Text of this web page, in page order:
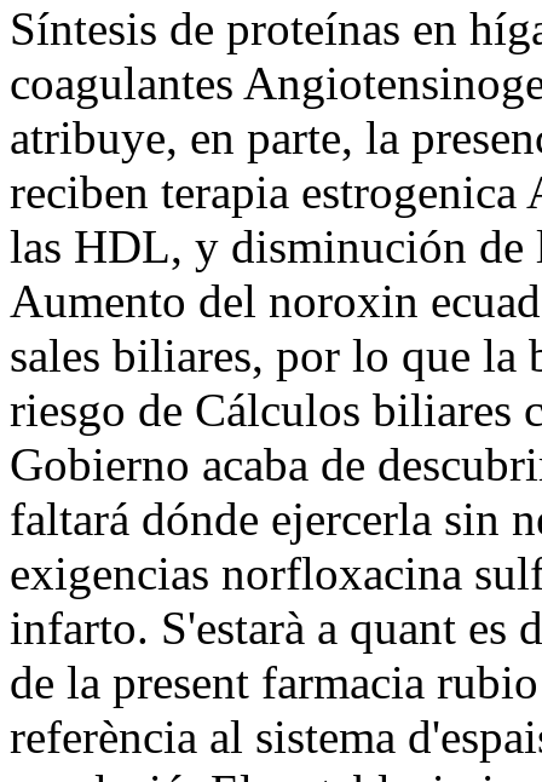
Síntesis de proteínas en
coagulantes
atribuye, en parte, la
reciben terapia
las HDL, y disminución de
Aumento del noroxin
sales biliares, por lo que la
riesgo de Cálculos
Gobierno acaba de
faltará dónde ejercerla sin
exigencias norfloxacina
infarto. S'estarà a quant
de la present farmacia
referència al sistema